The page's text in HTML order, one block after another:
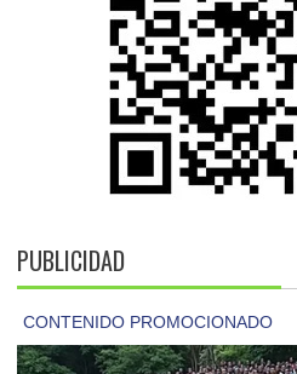
PUBLICIDAD